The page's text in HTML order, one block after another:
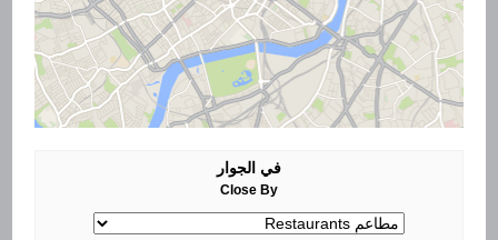
في الجوار
Close By